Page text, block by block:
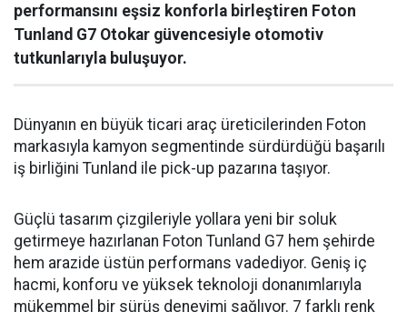
performansını eşsiz konforla birleştiren Foton
Tunland G7 Otokar güvencesiyle otomotiv
tutkunlarıyla buluşuyor.
Dünyanın en büyük ticari araç üreticilerinden Foton
markasıyla kamyon segmentinde sürdürdüğü başarılı
iş birliğini Tunland ile pick-up pazarına taşıyor.
Güçlü tasarım çizgileriyle yollara yeni bir soluk
getirmeye hazırlanan Foton Tunland G7 hem şehirde
hem arazide üstün performans vadediyor. Geniş iç
hacmi, konforu ve yüksek teknoloji donanımlarıyla
mükemmel bir sürüş deneyimi sağlıyor. 7 farklı renk